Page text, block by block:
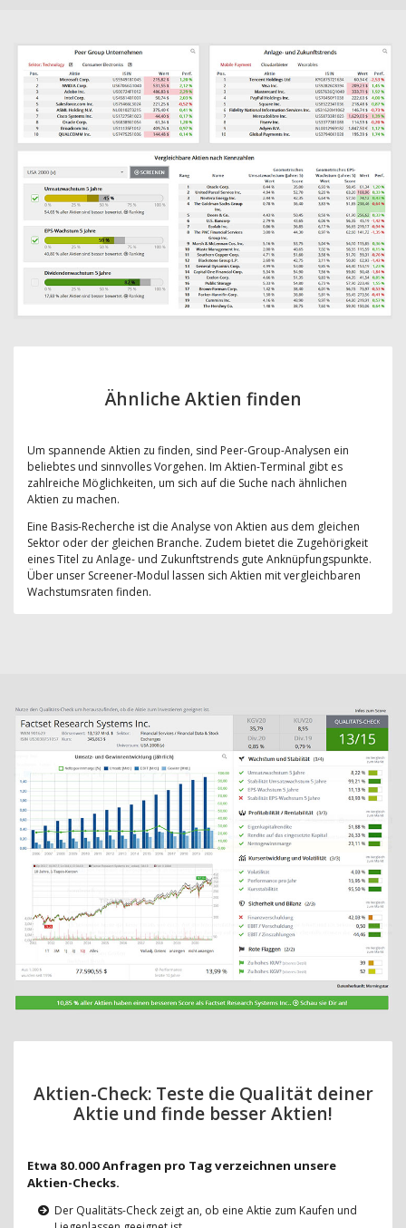
Ähnliche Aktien finden
Um spannende Aktien zu finden, sind Peer-Group-Analysen ein
beliebtes und sinnvolles Vorgehen. Im Aktien-Terminal gibt es
zahlreiche Möglichkeiten, um sich auf die Suche nach ähnlichen
Aktien zu machen.
Eine Basis-Recherche ist die Analyse von Aktien aus dem gleichen
Sektor oder der gleichen Branche. Zudem bietet die Zugehörigkeit
eines Titel zu Anlage- und Zukunftstrends gute Anknüpfungspunkte.
Über unser Screener-Modul lassen sich Aktien mit vergleichbaren
Wachstumsraten finden.
Aktien-Check: Teste die Qualität deiner
Aktie und finde besser Aktien!
Etwa 80.000 Anfragen pro Tag verzeichnen unsere
Aktien-Checks.
Der Qualitäts-Check zeigt an, ob eine Aktie zum Kaufen und